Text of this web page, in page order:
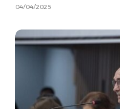
04/04/2025